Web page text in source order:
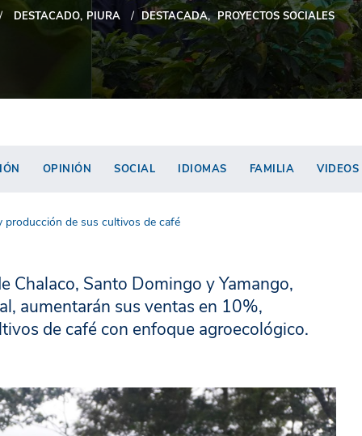
DESTACADO PIURA DESTACADA PROYECTOS SOCIALES
OPINIÓN SOCIAL IDIOMAS FAMILIA VIDEOS
producción de sus cultivos de café
Chalaco, Santo Domingo y Yamango,
aumentarán sus ventas en 10%,
de café con enfoque agroecológico.